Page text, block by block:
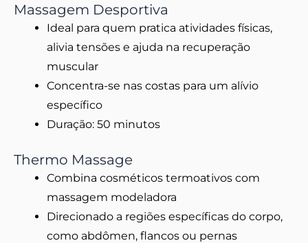
Massagem Desportiva
Ideal para quem pratica atividades físicas,
alivia tensões e ajuda na recuperação
muscular
Concentra-se nas costas para um alívio
específico
Duração: 50 minutos
Thermo Massage
Combina cosméticos termoativos com
massagem modeladora
Direcionado a regiões específicas do corpo,
como abdômen, flancos ou pernas